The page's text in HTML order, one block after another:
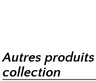
Autres
collection